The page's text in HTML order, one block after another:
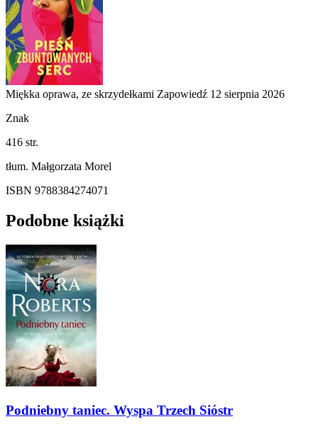
Miękka oprawa, ze skrzydełkami Zapowiedź 12 sierpnia 2026
Znak
416 str.
tłum. Małgorzata Morel
ISBN 9788384274071
Podobne książki
Podniebny taniec. Wyspa Trzech Sióstr